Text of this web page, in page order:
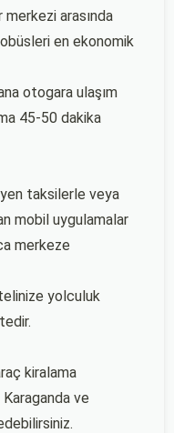
merkezi arasında
en ekonomik
otogara ulaşım
45-50 dakika
taksilerle veya
mobil uygulamalar
merkeze
yolculuk
kiralama
ve